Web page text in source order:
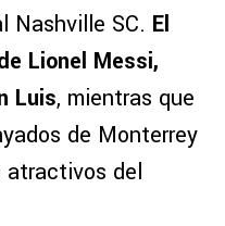
Nashville SC. El
Lionel Messi,
Luis, mientras que
de Monterrey
atractivos del